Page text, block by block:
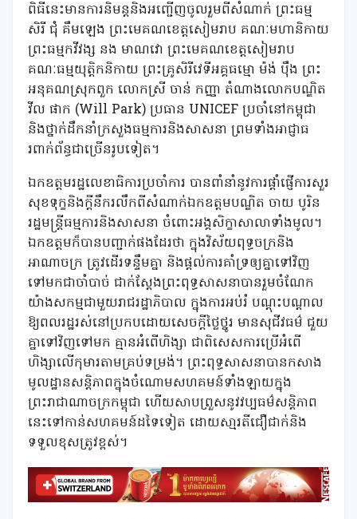
ពិធីនេះមានការនិមន្តនិងអញ្ជើញចូលរួមពីសំណាក់ ព្រះធម្ម
សិរី ជុំ គឹមឡេង ព្រះមេគណខេត្តសៀមរាប គណៈមហានិកាយ
ព្រះធម្មកវីវង្ស នង មាណវោ ព្រះមេគណខេត្តសៀមរាប
គណៈធម្មយុត្តិកនិកាយ ព្រះគ្រូសិរីវេទីអគ្គធម្មោ ម៉ង់ ប៉ឹង ព្រះ
អនុគណស្រុកពួក លោកស្រី ចាន់ កញ្ញា តំណាងលោកបណ្ឌិត
វីល ផាក (Will Park) ប្រធាន UNICEF ប្រចាំនៅកម្ពុជា
និងថ្នាក់ដឹកនាំក្រសួងធម្មការនិងសាសនា ព្រមទាំងអាជ្ញាធ
រពាក់ព័ន្ធជាច្រើនរូបទៀត។
ឯកឧត្តមរដ្ឋលេខាធិការប្រចាំការ បានពាំនាំនូវការផ្តាំផ្ញើការសួរ
សុខទុក្ខនិងក្តីនឹករលឹកពីសំណាក់ឯកឧត្តមបណ្ឌិត ចាយ បូរិន
រដ្ឋមន្រ្តីធម្មការនិងសាសនា ចំពោះអង្គសិក្ខាសាលាទាំងមូល។
ឯកឧត្តមក៏បានបញ្ជាក់ផងដែរថា ក្នុងវិស័យពុទ្ធចក្រនិង
អាណាចក្រ ត្រូវដើរទន្ទឹមគ្នា និងផ្តល់ការគាំទ្រឲ្យគ្នាទៅវិញ
ទៅមកជាចាំបាច់ ជាក់ស្តែងព្រះពុទ្ធសាសនាបានរួមចំណែក
យ៉ាងសកម្មជាមួយរាជរដ្ឋាភិបាល ក្នុងការអប់រំ បណ្តុះបណ្តាល
ឱ្យពលរដ្ឋរស់នៅប្រកបដោយសេចក្តីថ្លៃថ្នូរ មានសុជីវធម៌ ជួយ
គ្នាទៅវិញទៅមក គ្មានអំពើហិង្សា ជាពិសេសការប្រើអំពើ
ហិង្សាលើកុមារតាមគ្រប់ទម្រង់។ ព្រះពុទ្ធសាសនាបានកសាង
មូលដ្ឋានសន្តិភាពក្នុងចំណោមសហគមន៍ទាំងឡាយក្នុង
ព្រះរាជាណាចក្រកម្ពុជា ហើយសាបព្រួសនូវវប្បធម៌សន្តិភាព
នេះទៅកាន់សហគមន៍ដទៃទៀត ដោយសា្មរតីជឿជាក់និង
ទទួលខុសត្រូវខ្ពស់។